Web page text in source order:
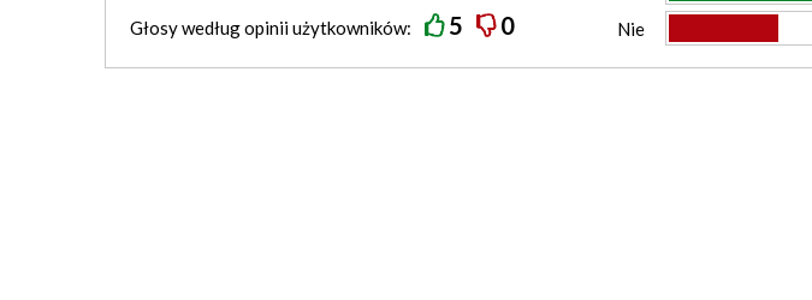
Głosy wedługopiniiużytkowników: 5 0 Nie